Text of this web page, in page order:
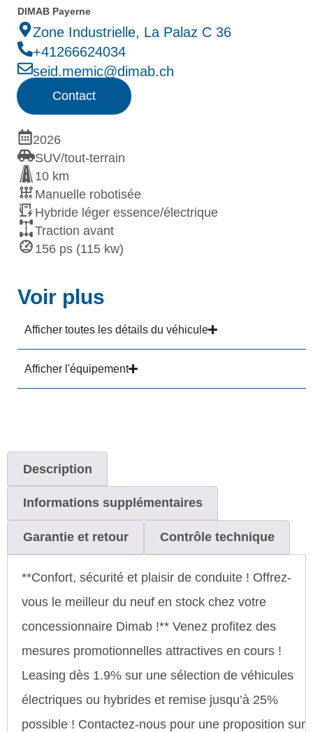
DIMAB Payerne
Zone Industrielle, La Palaz C 36
+41266624034
seid.memic@dimab.ch
Contact
2026
SUV/tout-terrain
10 km
Manuelle robotisée
Hybride léger essence/électrique
Traction avant
156 ps (115 kw)
Voir plus
Afficher toutes les détails du véhicule
Afficher l'équipement
Description
Informations supplémentaires
Garantie et retour Contrôle technique
**Confort, sécurité et plaisir de conduite ! Offrez-
vous le meilleur du neuf en stock chez votre
concessionnaire Dimab !** Venez profitez des
mesures promotionnelles attractives en cours !
Leasing dès 1.9% sur une sélection de véhicules
électriques ou hybrides et remise jusqu’à 25%
possible ! Contactez-nous pour une proposition sur